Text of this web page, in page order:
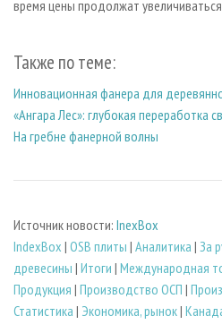
время цены продолжат
Также по теме:
Инновационная фанера для
«Ангара Лес»: глубокая переработка
На гребне фанерной волны
Источник новости: InexBox
IndexBox | OSB плиты | Аналитика | За
древесины | Итоги | Международная
Продукция | Производство ОСП |
Статистика | Экономика, рынок|